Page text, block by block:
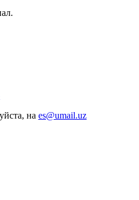
на es@umail.uz